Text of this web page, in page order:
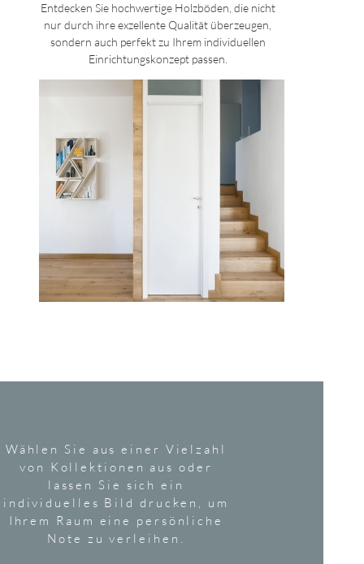
Entdecken Sie hochwertige Holzböden, die nicht
nur durch ihre exzellente Qualität überzeugen,
sondern auch perfekt zu Ihrem individuellen
Einrichtungskonzept passen.
Wählen Sie aus einer Vielzahl
von Kollektionen aus oder
lassen Sie sich ein
individuelles Bild drucken, um
Ihrem Raum eine persönliche
Note zu verleihen.